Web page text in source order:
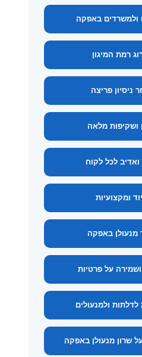
ולמשרדים באפקה
רמת המיגון
ניסיון פריצה
ושקיפות מלאה
ואדיב לכל לקוח
ומקצועיות
מנעולן באפקה
על פרטיות
ולמנעולים
שרון מנעולן באפקה